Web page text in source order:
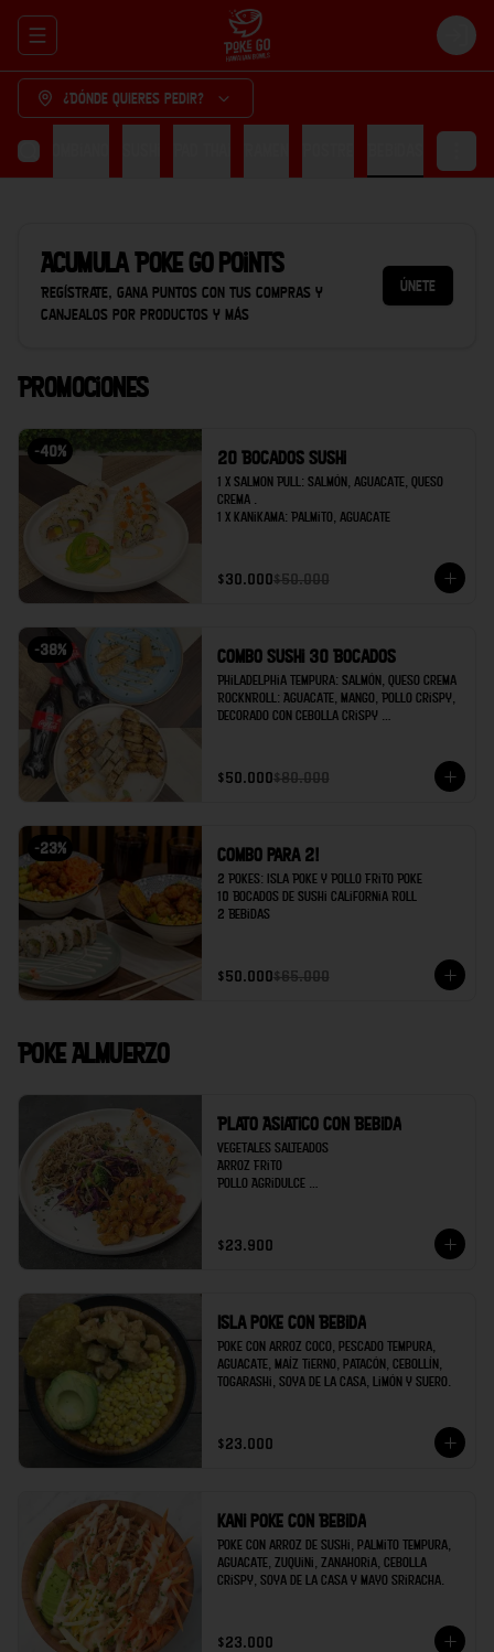
Abrir menu de navegación Login
¿Dónde quieres pedir?
Colombiano
AcumulaPoke Go points
Regístrate, gana puntos con tus compras y
canjealos por productos y más
Únete
Promociones
-40% 20 Bocados Sushi
1 x Salmon Pull: Salmón, aguacate, queso
crema .
1 x Kanikama: Palmito, aguacate
$30.000$50.000
-38% Combo Sushi 30 Bocados
Philadelphia Tempura: Salmón, queso crema
RocknRoll: Aguacate, Mango, Pollo Crispy,
Decorado con cebolla crispy
Gyozas x 2
$50.000$80.000
-23% Combo para 2!
2 Pokes: Isla Poke y Pollo Frito Poke
10 Bocados de Sushi California Roll
2 Bebidas
$50.000$65.000
Poke Almuerzo
Plato Asiatico con Bebida
Vegetales salteados
Arroz Frito
Pollo Agridulce
$23.900
Isla poke con Bebida
Poke con arroz coco, pescado tempura,
aguacate, maíz tierno, patacón, cebollín,
togarashi, soya de la casa, limón y suero.
$23.000
Kani poke con Bebida
Poke con arroz de sushi, palmito tempura,
aguacate, zuquini, zanahoria, cebolla
crispy, soya de la casa y mayo sriracha.
$23.000